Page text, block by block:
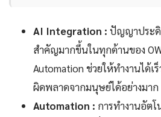
AI Integration : ปัญญาประดิ
สำคัญมากขึ้นในทุกด้านของ
Automation ช่วยให้ทำงานได้
ผิดพลาดจากมนุษย์ได้อย่างมาก
Automation : การทำงานอัต